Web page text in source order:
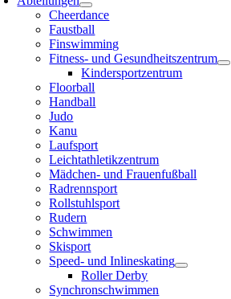
Cheerdance
Faustball
Finswimming
Fitness- und Gesundheitszentrum
Kindersportzentrum
Floorball
Handball
Judo
Kanu
Laufsport
Leichtathletikzentrum
Mädchen- und Frauenfußball
Radrennsport
Rollstuhlsport
Rudern
Schwimmen
Skisport
Speed- und Inlineskating
Roller Derby
Synchronschwimmen